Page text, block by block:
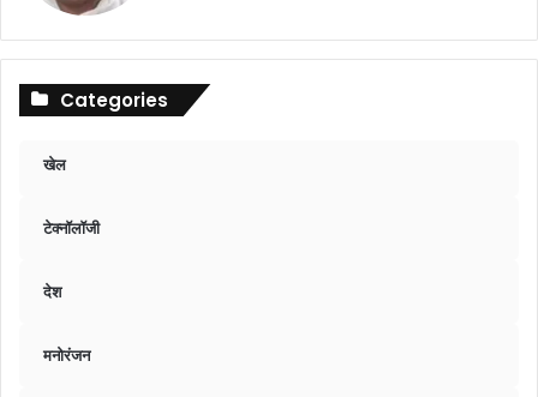
Categories
खेल
टेक्नॉलॉजी
देश
मनोरंजन